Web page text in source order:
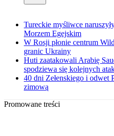
Tureckie myśliwce
Morzem Egejskim
W Rosji płonie centrum
granic Ukrainy
Huti zaatakowali Arabię
spodziewa się kolejnych
40 dni Zełenskiego i odwet
zimową
Promowane treści